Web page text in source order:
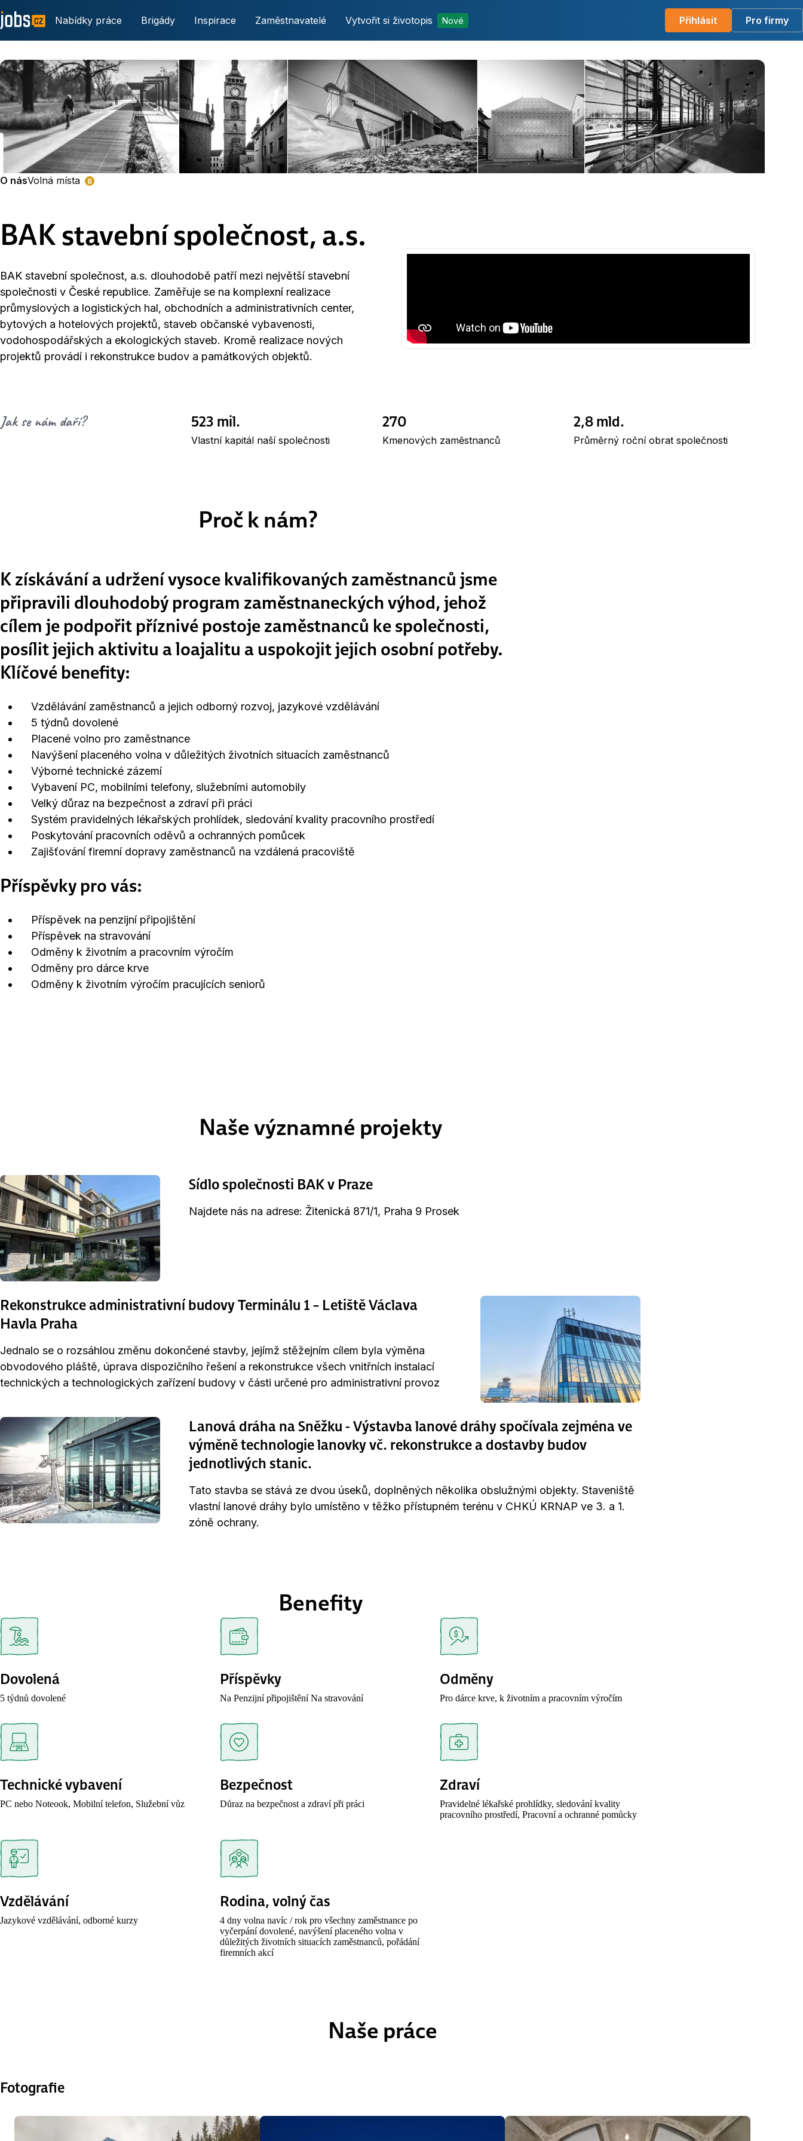
Nabídky práce Brigády Inspirace Zaměstnavatelé Vytvořit si životopis Nové Přihlásit Pro firmy
O násVolná místa 8
BAK stavební společnost, a.s.
BAK stavební společnost, a.s. dlouhodobě patří mezi největší stavební
společnosti v České republice. Zaměřuje se na komplexní realizace
průmyslových a logistických hal, obchodních a administrativních center,
bytových a hotelových projektů, staveb občanské vybavenosti,
vodohospodářských a ekologických staveb. Kromě realizace nových
projektů provádí i rekonstrukce budov a památkových objektů.
Jak se nám daří? 523 mil.
Vlastní kapitál naší společnosti
270
Kmenových zaměstnanců
2,8 mld.
Průměrný roční obrat společnosti
Proč k nám?
K získávání a udržení vysoce kvalifikovaných zaměstnanců jsme
připravili dlouhodobý program zaměstnaneckých výhod, jehož
cílem je podpořit příznivé postoje zaměstnanců ke společnosti,
posílit jejich aktivitu a loajalitu a uspokojit jejich osobní potřeby.
Klíčové benefity:
Vzdělávání zaměstnanců a jejich odborný rozvoj, jazykové vzdělávání
5 týdnů dovolené
Placené volno pro zaměstnance
Navýšení placeného volna v důležitých životních situacích zaměstnanců
Výborné technické zázemí
Vybavení PC, mobilními telefony, služebními automobily
Velký důraz na bezpečnost a zdraví při práci
Systém pravidelných lékařských prohlídek, sledování kvality pracovního prostředí
Poskytování pracovních oděvů a ochranných pomůcek
Zajišťování firemní dopravy zaměstnanců na vzdálená pracoviště
Příspěvky pro vás:
Příspěvek na penzijní připojištění
Příspěvek na stravování
Odměny k životním a pracovním výročím
Odměny pro dárce krve
Odměny k životním výročím pracujících seniorů
Naše významné projekty
Sídlo společnosti BAK v Praze
Najdete nás na adrese: Žitenická 871/1, Praha 9 Prosek
Rekonstrukce administrativní budovy Terminálu 1 – Letiště Václava
Havla Praha
Jednalo se o rozsáhlou změnu dokončené stavby, jejímž stěžejním cílem byla výměna
obvodového pláště, úprava dispozičního řešení a rekonstrukce všech vnitřních instalací
technických a technologických zařízení budovy v části určené pro administrativní provoz
Lanová dráha na Sněžku - Výstavba lanové dráhy spočívala zejména ve
výměně technologie lanovky vč. rekonstrukce a dostavby budov
jednotlivých stanic.
Tato stavba se stává ze dvou úseků, doplněných několika obslužnými objekty. Staveniště
vlastní lanové dráhy bylo umístěno v těžko přístupném terénu v CHKÚ KRNAP ve 3. a 1.
zóně ochrany.
Benefity
Dovolená
5 týdnů dovolené
Příspěvky
Na Penzijní připojištění Na stravování
Odměny
Pro dárce krve, k životním a pracovním výročím
Technické vybavení
PC nebo Noteook, Mobilní telefon, Služební vůz
Bezpečnost
Důraz na bezpečnost a zdraví při práci
Zdraví
Pravidelné lékařské prohlídky, sledování kvality
pracovního prostředí, Pracovní a ochranné pomůcky
Vzdělávání
Jazykové vzdělávání, odborné kurzy
Rodina, volný čas
4 dny volna navíc / rok pro všechny zaměstnance po
vyčerpání dovolené, navýšení placeného volna v
důležitých životních situacích zaměstnanců, pořádání
firemních akcí
Naše práce
Fotografie